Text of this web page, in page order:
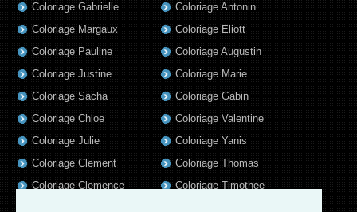
Coloriage Gabrielle
Coloriage Antonin
Coloriage Margaux
Coloriage Pauline
Coloriage Justine
Coloriage Sacha
Coloriage Chloe
Coloriage Julie
Coloriage Clement
Coloriage Clemence
Coloriage Eliott
Coloriage Augustin
Coloriage Marie
Coloriage Gabin
Coloriage Valentine
Coloriage Yanis
Coloriage Thomas
Coloriage Timothee